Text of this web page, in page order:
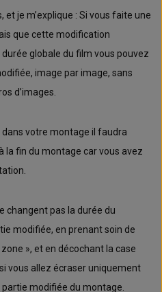
je m’explique : Si vous faite une
que cette modification
globale du film vous pouvez
image par image, sans
d’images.
votre montage il faudra
la fin du montage car vous avez
changent pas la durée du
modifiée, en prenant soin de
», et en décochant la case
vous allez écraser uniquement
modifiée du montage.